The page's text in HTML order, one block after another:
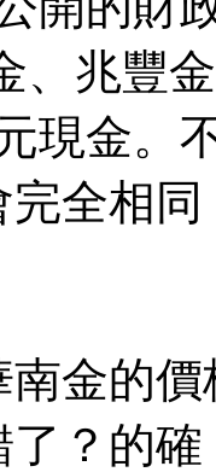
、兆豐
現金。
全相
金的
？的